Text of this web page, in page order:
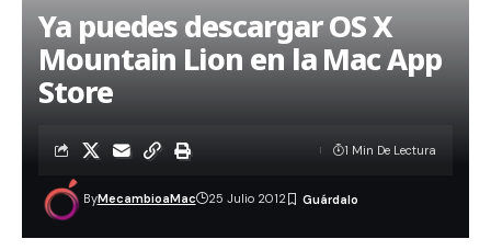
Ya puedes descargar OS X
Mountain Lion en la Mac App
Store
ByMecambioaMac 25 Julio 2012
1 Min De Lectura